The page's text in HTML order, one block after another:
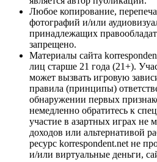
Любое копирование,
фотографий и/или
принадлежащих
запрещено.
Материалы сайта
лиц старше 21 года (21+).
может вызвать игровую
правила (принципы)
обнаружении первых
немедленно обратитесь к
участие в азартных играх не
доходов или альтернативой
ресурс korrespondent.net не
и/или виртуальные деньги,